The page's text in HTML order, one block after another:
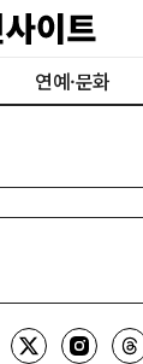
연예·문화